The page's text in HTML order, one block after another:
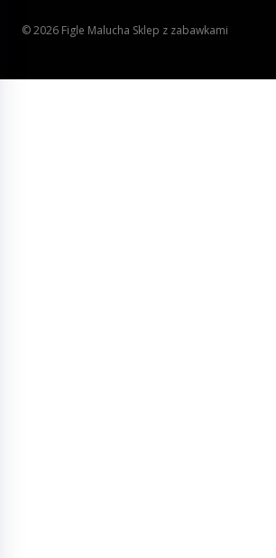
© 2026 Figle Malucha Sklep z zabawkami